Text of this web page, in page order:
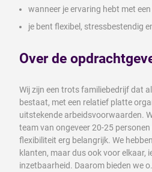
wanneer je ervaring hebt met
je bent flexibel, stressbestendig
Over de
Wij zijn een trots familiebedrijf dat
bestaat, met een relatief platte
uitstekende arbeidsvoorwaarden.
team van ongeveer 20-25
flexibiliteit erg belangrijk. We
klanten, maar dus ook voor elkaar,
inzetbaarheid. Daarom bieden we